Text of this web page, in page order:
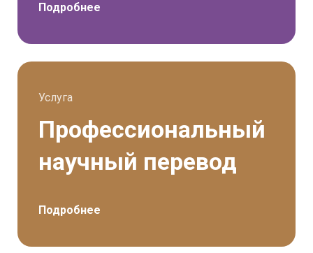
Подробнее
Услуга
Профессиональный
научный перевод
Подробнее